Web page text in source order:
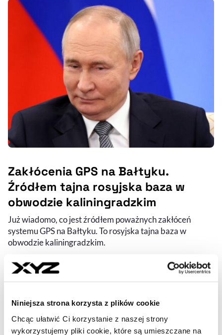
Niniejsza strona korzysta z plików cookie
Chcąc ułatwić Ci korzystanie z naszej strony
wykorzystujemy pliki cookie, które są umieszczane na
Deklaracja dostępności, otwiera się w nowym oknie
Zgłoś problem
Zakłócenia GPS na Bałtyku.
Źródłem tajna rosyjska baza w
obwodzie kaliningradzkim
Już wiadomo, co jest źródłem poważnych zakłóceń
systemu GPS na Bałtyku. To rosyjska tajna baza w
obwodzie kaliningradzkim.
ANDRZEJ MĘŻYŃSKI
- AUTOR ARTYKUŁU - PROFIL